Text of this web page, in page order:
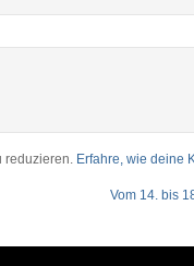
reduzieren. Erfahre, wie deine
Vom 14. bis